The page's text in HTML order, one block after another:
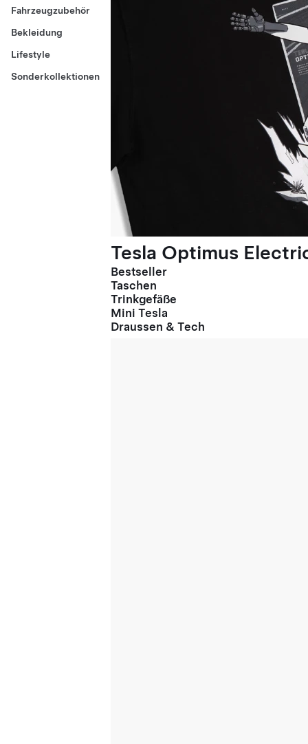
Fahrzeugzubehör
Bekleidung
Lifestyle
Sonderkollektionen
Tesla Optimus
Bestseller
Taschen
Trinkgefäße
Mini Tesla
Draussen & Tech